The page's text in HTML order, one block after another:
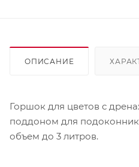
ОПИСАНИЕ
Горшок для цветов с
поддоном для
объем до 3 литров.